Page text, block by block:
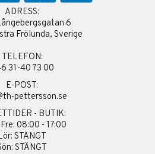
ADRESS:
6
Frölunda, Sverige
TELEFON:
31-40 73 00
E-POST:
pettersson.se
- BUTIK:
08:00 - 17:00
STÄNGT
STÄNGT